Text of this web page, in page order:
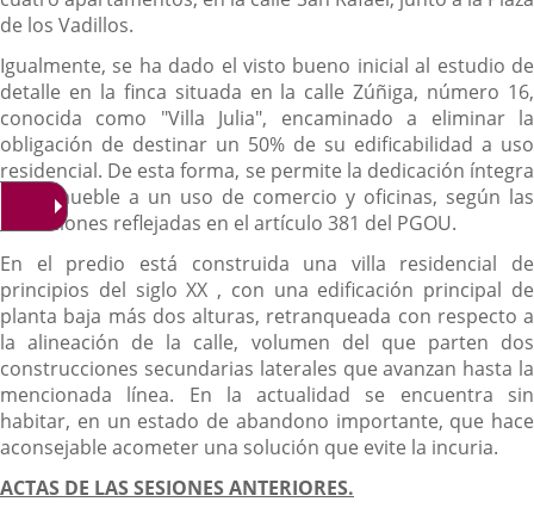
de los Vadillos.
Igualmente, se ha dado el visto bueno inicial al estudio de
detalle en la finca situada en la calle Zúñiga, número 16,
conocida como "Villa Julia", encaminado a eliminar la
obligación de destinar un 50% de su edificabilidad a uso
residencial. De esta forma, se permite la dedicación íntegra
del inmueble a un uso de comercio y oficinas, según las
condiciones reflejadas en el artículo 381 del PGOU.
En el predio está construida una villa residencial de
principios del siglo XX , con una edificación principal de
planta baja más dos alturas, retranqueada con respecto a
la alineación de la calle, volumen del que parten dos
construcciones secundarias laterales que avanzan hasta la
mencionada línea. En la actualidad se encuentra sin
habitar, en un estado de abandono importante, que hace
aconsejable acometer una solución que evite la incuria.
ACTAS DE LAS SESIONES ANTERIORES.